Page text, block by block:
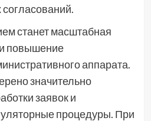
станет масштабная
повышение
аппарата.
значительно
заявок и
процедуры. При